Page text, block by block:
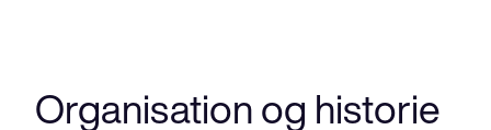
Organisation og historie